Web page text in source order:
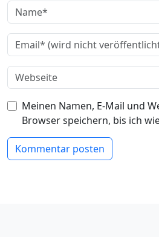
Meinen Namen, E-Mail und
Browser speichern, bis ich